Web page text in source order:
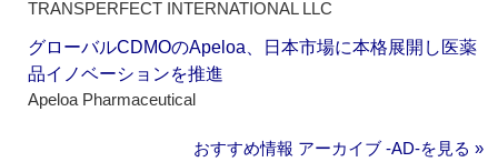
TRANSPERFECT INTERNATIONAL LLC
グローバルCDMOのApeloa、日本市場に本格展開し医薬
品イノベーションを推進
Apeloa Pharmaceutical
おすすめ情報 アーカイブ ‐AD‐を見る »